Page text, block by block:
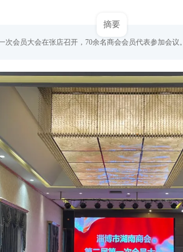
摘要
次会员大会在张店召开，70余名商会会员代表参加会议。